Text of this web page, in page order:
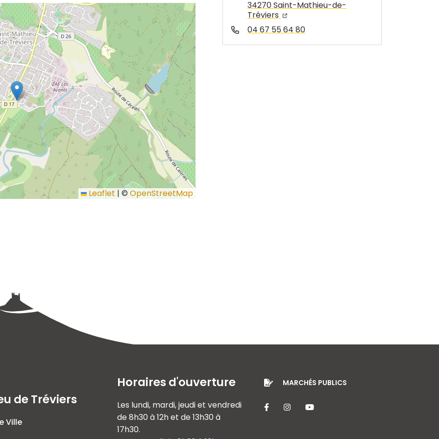
Leaflet | ©OpenStreetMap
34270 Saint-Mathieu-de-
Tréviers
04 67 55 64 80
de Tréviers
Ville
Horaires d'ouverture
Les lundi, mardi, jeudi et vendredi
de 8h30 à 12h et de 13h30 à
17h30.
MARCHÉS PUBLICS
Lien vers le compte Facebook
Lien vers le compte Instagram
Lien vers la chaîne Youtube